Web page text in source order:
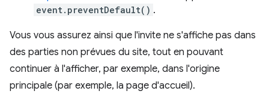
event.preventDefault() .
Vous vous assurez ainsi que l'invite ne s'affiche pas dans
des parties non prévues du site, tout en pouvant
continuer à l'afficher, par exemple, dans l'origine
principale (par exemple, la page d'accueil).